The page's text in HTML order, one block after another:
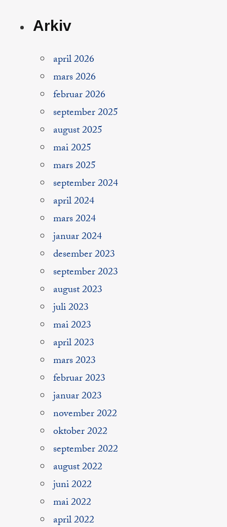
Arkiv
april 2026
mars 2026
februar 2026
september 2025
august 2025
mai 2025
mars 2025
september 2024
april 2024
mars 2024
januar 2024
desember 2023
september 2023
august 2023
juli 2023
mai 2023
april 2023
mars 2023
februar 2023
januar 2023
november 2022
oktober 2022
september 2022
august 2022
juni 2022
mai 2022
april 2022